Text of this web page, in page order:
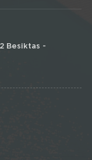
Besiktas -